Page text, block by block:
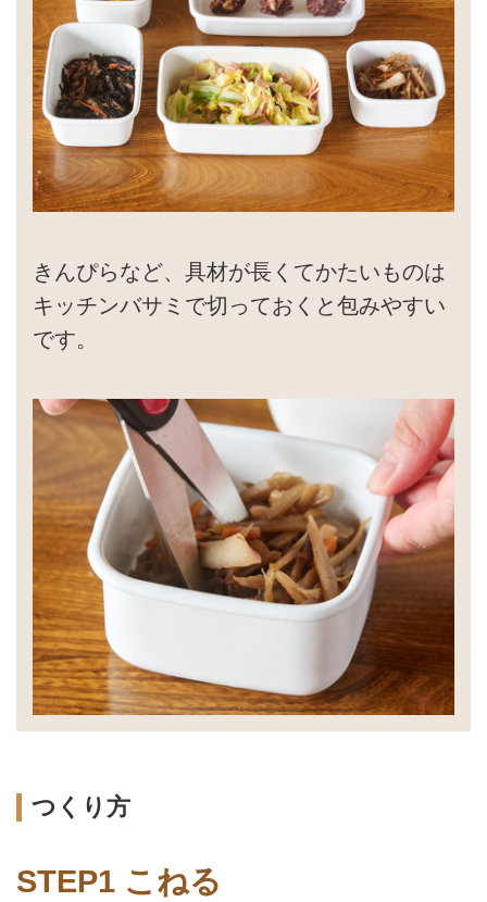
きんぴらなど、具材が長くてかたいものは
キッチンバサミで切っておくと包みやすい
です。
つくり方
STEP1 こねる